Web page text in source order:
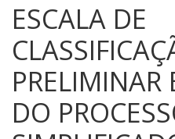
ESCALA DE
PRELIMINAR
DO